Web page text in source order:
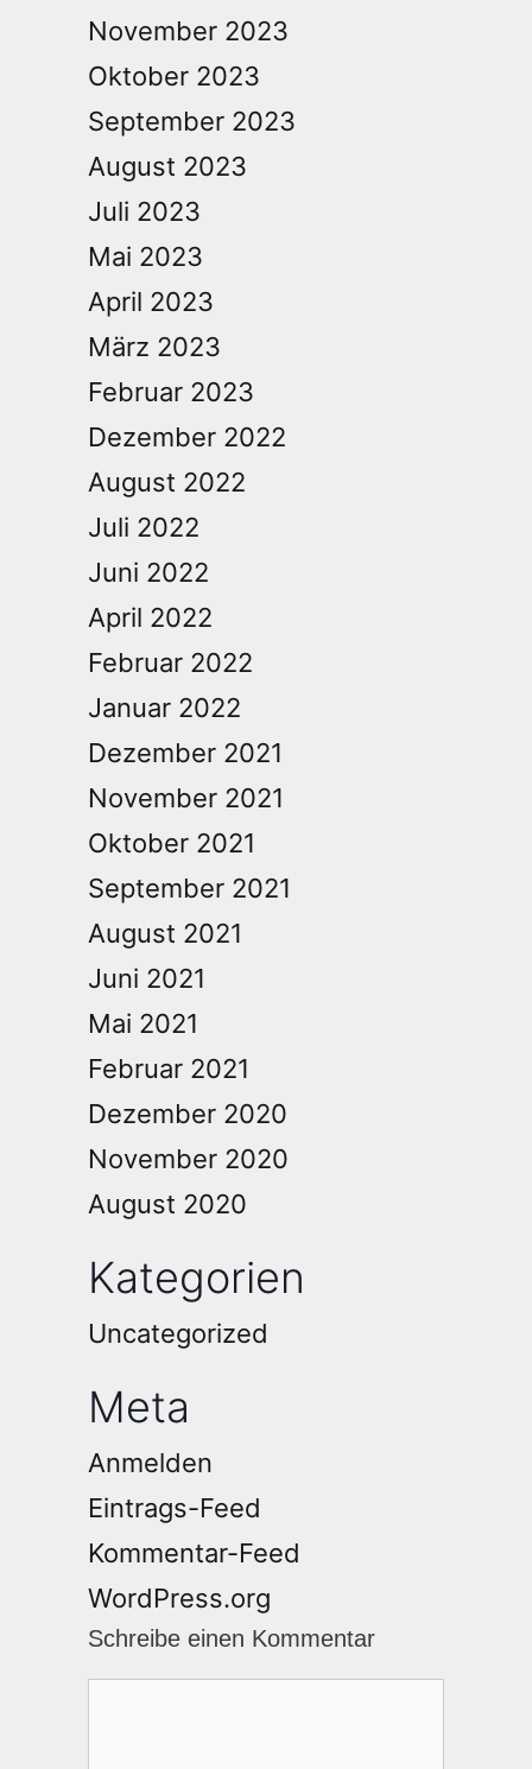
November 2023
Oktober 2023
September 2023
August 2023
Juli 2023
Mai 2023
April 2023
März 2023
Februar 2023
Dezember 2022
August 2022
Juli 2022
Juni 2022
April 2022
Februar 2022
Januar 2022
Dezember 2021
November 2021
Oktober 2021
September 2021
August 2021
Juni 2021
Mai 2021
Februar 2021
Dezember 2020
November 2020
August 2020
Kategorien
Uncategorized
Meta
Anmelden
Eintrags-Feed
Kommentar-Feed
WordPress.org
Schreibe einen Kommentar